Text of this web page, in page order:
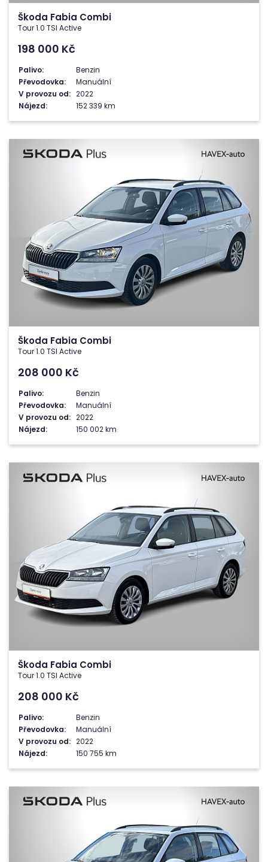
Škoda Fabia Combi
Tour 1.0 TSI Active
198 000 Kč
Palivo:
Benzin
Převodovka:
Manuální
V provozu od: 2022
Nájezd:
152 339 km
Škoda Fabia Combi
Tour 1.0 TSI Active
208 000 Kč
Palivo:
Benzin
Převodovka:
Manuální
V provozu od: 2022
Nájezd:
150 002 km
Škoda Fabia Combi
Tour 1.0 TSI Active
208 000 Kč
Palivo:
Benzin
Převodovka:
Manuální
V provozu od: 2022
Nájezd:
150 755 km